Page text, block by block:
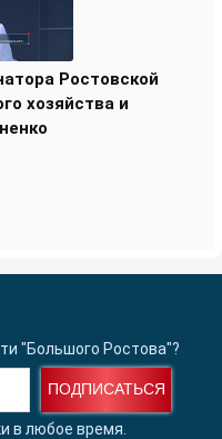
Ростовской
хозяйства и
"Большого Ростова"?
ПОДПИСАТЬСЯ
в любое время.